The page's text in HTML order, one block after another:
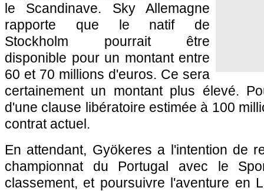
le Scandinave. Sky Allemagne
rapporte que le natif de
Stockholm pourrait être
disponible pour un montant entre
60 et 70 millions d'euros. Ce sera
certainement un montant plus élevé.
d'une clause libératoire estimée à 100
contrat actuel.
En attendant, Gyökeres a l'intention de
championnat du Portugal avec le
classement, et poursuivre l'aventure en